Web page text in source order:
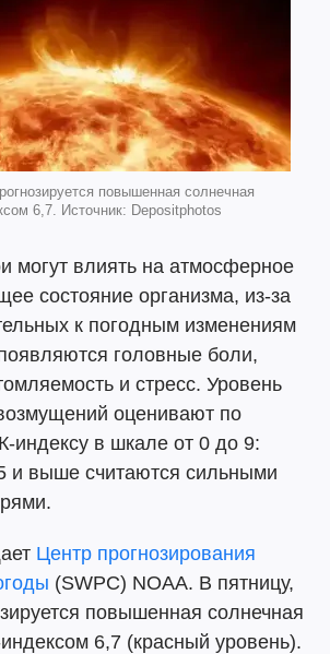
повышенная солнечная
6,7. Источник: Depositphotos
могут влиять на атмосферное
состояние организма, из-за
к погодным изменениям
головные боли,
и стресс. Уровень
оценивают по
индексу в шкале от 0 до 9:
и выше считаются сильными
Центр прогнозирования
(SWPC) NOAA. В пятницу,
повышенная солнечная
6,7 (красный уровень).